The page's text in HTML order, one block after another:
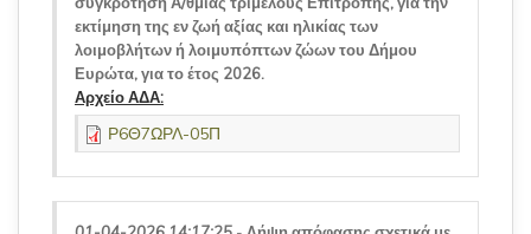
εκτίμηση της εν ζωή αξίας και ηλικίας των
λοιμοβλήτων ή λοιμυπόπτων ζώων του Δήμου
Ευρώτα, για το έτος 2026.
Αρχείο ΑΔΑ:
Ρ6Θ7ΩΡΛ-05Π